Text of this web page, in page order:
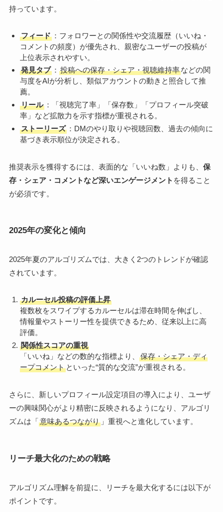
持っています。
フィード ：フォロワーとの関係性や交流履歴（いいね・
コメントの頻度）が優先され、親密なユーザーの投稿が
上位表示されやすい。
発見タブ ：投稿への保存・シェア・視聴維持率などの関
与度をAIが分析し、類似アカウントの動きと照合して推
薦。
リール ：「視聴完了率」「保存数」「プロフィール突破
率」など拡散力を示す指標が重視される。
ストーリーズ ：DMのやり取りや視聴回数、過去の傾向に
基づき表示順位が決定される。
推奨表示を獲得するには、表面的な「いいね数」よりも、 保
存・シェア・コメントなど深いエンゲージメント を得ること
が必須です。
2025年の変化と傾向
2025年夏のアルゴリズムでは、大きく2つのトレンドが確認
されています。
カルーセル投稿の評価上昇
複数枚をスワイプするカルーセルは滞在時間を伸ばし、
情報量やストーリー性を提供できるため、従来以上に高
評価。
関係性スコアの重視
「いいね」などの数的な指標より、保存・シェア・ディ
ープコメント といった“質的な交流”が重視される。
さらに、新しいプロフィール設定項目の導入により、ユーザ
ーの興味関心がより精密に反映されるようになり、アルゴリ
ズムは「意味あるつながり」重視へと進化しています。
リーチ最大化のための戦略
アルゴリズム理解を前提に、リーチを最大化するには以下が
ポイントです。